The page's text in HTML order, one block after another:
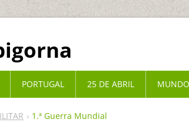
1.ª Guerra Mundial
PORTUGAL 25 DE ABRIL MUNDO